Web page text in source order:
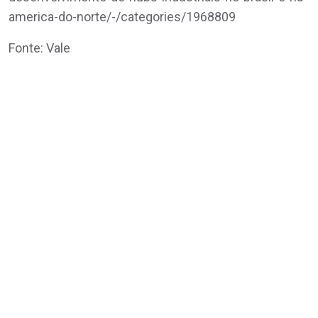
america-do-norte/-/categories/1968809
Fonte: Vale